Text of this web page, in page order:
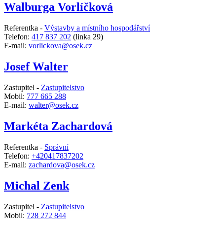
Walburga Vorlíčková
Referentka - Výstavby a místního hospodářství
Telefon: 417 837 202 (linka 29)
E-mail: vorlickova@osek.cz
Josef Walter
Zastupitel - Zastupitelstvo
Mobil: 777 665 288
E-mail: walter@osek.cz
Markéta Zachardová
Referentka - Správní
Telefon: +420417837202
E-mail: zachardova@osek.cz
Michal Zenk
Zastupitel - Zastupitelstvo
Mobil: 728 272 844